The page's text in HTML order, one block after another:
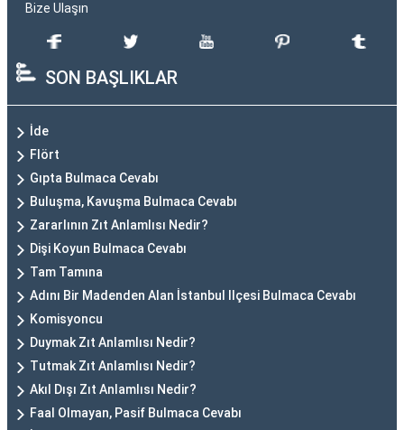
Bize Ulaşın
SON BAŞLIKLAR
İde
Flört
Gıpta Bulmaca Cevabı
Buluşma, Kavuşma Bulmaca Cevabı
Zararlının Zıt Anlamlısı Nedir?
Dişi Koyun Bulmaca Cevabı
Tam Tamına
Adını Bir Madenden Alan İstanbul Ilçesi Bulmaca Cevabı
Komisyoncu
Duymak Zıt Anlamlısı Nedir?
Tutmak Zıt Anlamlısı Nedir?
Akıl Dışı Zıt Anlamlısı Nedir?
Faal Olmayan, Pasif Bulmaca Cevabı